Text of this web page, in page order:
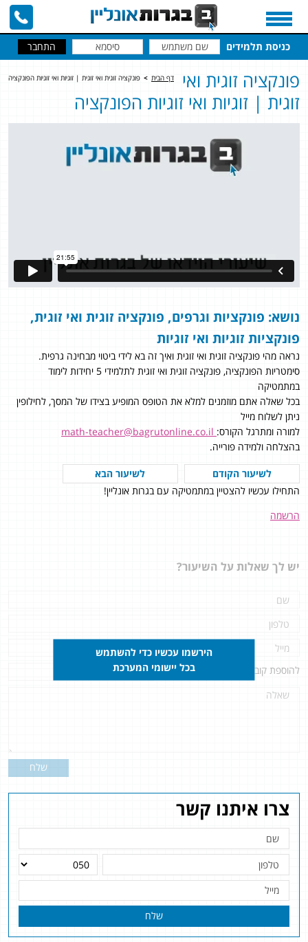
כניסת תלמידים
צרו איתנו קשר
שלח
דף הבית > פונקציה זוגית ואי זוגית | זוגיות ואי זוגיות הפונקציה
פונקציה זוגית ואי
זוגית | זוגיות ואי זוגיות הפונקציה
נושא: פונקציות וגרפים, פונקציה זוגית ואי זוגית,
פונקציות זוגיות ואי זוגיות
נראה מהי פונקציה זוגית ואי זוגית ואיך זה בא לידי ביטוי מבחינה גרפית.
סימטריות הפונקציה, פונקציה זוגית ואי זוגית לתלמידי 5 יחידות לימוד
במתמטיקה
בכל שאלה אתם מוזמנים למלא את הטופס המופיע בצידו של המסך, לחילופין
ניתן לשלוח מייל
למורה ומתרגל הקורס:
בהצלחה ולמידה פורייה.
לשיעור הקודם
לשיעור הבא
התחילו עכשיו להצטיין במתמטיקה עם בגרות אונליין!
הרשמה
יש לך שאלות על השיעור?
להוספת קובץ
שלח
הירשמו עכשיו כדי להשתמש
בכל יישומי המערכת